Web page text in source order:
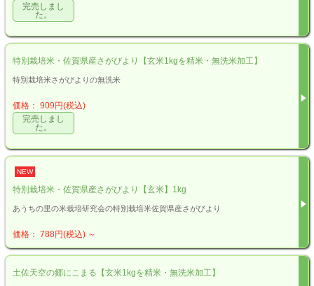
完売しまし
た。
特別栽培米・佐賀県産さがびより【玄米1kgを精米・無洗米加工】
特別栽培米さがびよりの無洗米
価格： 909円(税込)
完売しまし
た。
NEW
特別栽培米・佐賀県産さがびより【玄米】1kg
あうちの里の米栽培研究会の特別栽培米佐賀県産さがびより
価格： 788円(税込) ～
土佐天空の郷にこまる【玄米1kgを精米・無洗米加工】